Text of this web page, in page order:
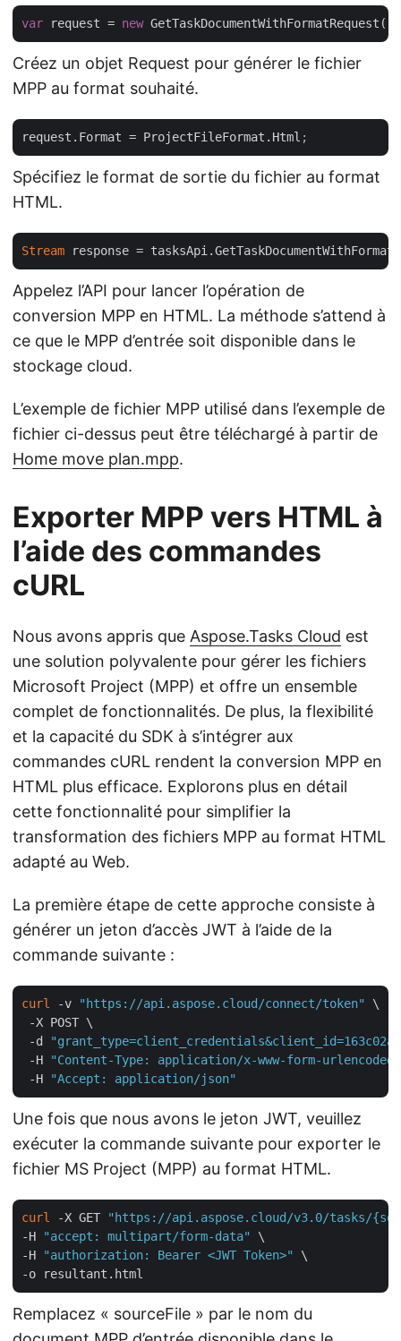
var request = new
Créez un objet Request pour générer le fichier
MPP au format souhaité.
request.Format = ProjectFileFormat.Html ;
Spécifiez le format de sortie du fichier au format
HTML.
Stream
Appelez l’API pour lancer l’opération de
conversion MPP en HTML. La méthode s’attend à
ce que le MPP d’entrée soit disponible dans le
stockage cloud.
L’exemple de fichier MPP utilisé dans l’exemple de
fichier ci-dessus peut être téléchargé à partir de
Home move plan.mpp.
Exporter MPP vers HTML à
l’aide des commandes
cURL
Nous avons appris que Aspose.Tasks Cloud est
une solution polyvalente pour gérer les fichiers
Microsoft Project (MPP) et offre un ensemble
complet de fonctionnalités. De plus, la flexibilité
et la capacité du SDK à s’intégrer aux
commandes cURL rendent la conversion MPP en
HTML plus efficace. Explorons plus en détail
cette fonctionnalité pour simplifier la
transformation des fichiers MPP au format HTML
adapté au Web.
La première étape de cette approche consiste à
générer un jeton d’accès JWT à l’aide de la
commande suivante :
curl -v "https://api.aspose.cloud/connect/token"
\
-X POST \
-d
-H
"Content-Type: application/x-www-form-urlencoded"
-H
"Accept: application/json"
Une fois que nous avons le jeton JWT, veuillez
exécuter la commande suivante pour exporter le
fichier MS Project (MPP) au format HTML.
curl -X GET
"https://api.aspose.cloud/v3.0/tasks/
-H
"accept: multipart/form-data"
\
-H
"authorization: Bearer <JWT Token>"
\
Remplacez « sourceFile » par le nom du